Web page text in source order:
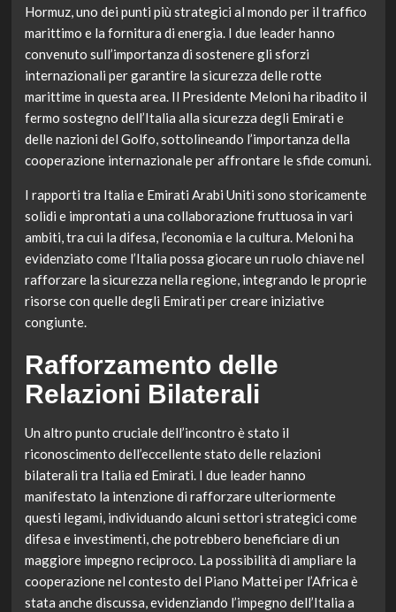
Hormuz, uno dei punti più strategici al mondo per il traffico
marittimo e la fornitura di energia. I due leader hanno
convenuto sull’importanza di sostenere gli sforzi
internazionali per garantire la sicurezza delle rotte
marittime in questa area. Il Presidente Meloni ha ribadito il
fermo sostegno dell’Italia alla sicurezza degli Emirati e
delle nazioni del Golfo, sottolineando l’importanza della
cooperazione internazionale per affrontare le sfide comuni.
I rapporti tra Italia e Emirati Arabi Uniti sono storicamente
solidi e improntati a una collaborazione fruttuosa in vari
ambiti, tra cui la difesa, l’economia e la cultura. Meloni ha
evidenziato come l’Italia possa giocare un ruolo chiave nel
rafforzare la sicurezza nella regione, integrando le proprie
risorse con quelle degli Emirati per creare iniziative
congiunte.
Rafforzamento delle
Relazioni Bilaterali
Un altro punto cruciale dell’incontro è stato il
riconoscimento dell’eccellente stato delle relazioni
bilaterali tra Italia ed Emirati. I due leader hanno
manifestato la intenzione di rafforzare ulteriormente
questi legami, individuando alcuni settori strategici come
difesa e investimenti, che potrebbero beneficiare di un
maggiore impegno reciproco. La possibilità di ampliare la
cooperazione nel contesto del Piano Mattei per l’Africa è
stata anche discussa, evidenziando l’impegno dell’Italia a